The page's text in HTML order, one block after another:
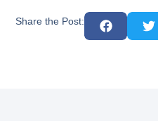
Share the Post: